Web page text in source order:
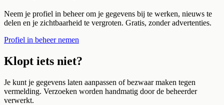
Neem je profiel in beheer om je gegevens bij te werken, nieuws te
delen en je zichtbaarheid te vergroten. Gratis, zonder advertenties.
Profiel in beheer nemen
Klopt iets niet?
Je kunt je gegevens laten aanpassen of bezwaar maken tegen
vermelding. Verzoeken worden handmatig door de beheerder
verwerkt.